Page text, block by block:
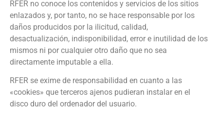
RFER no conoce los contenidos y servicios de los sitios
enlazados y, por tanto, no se hace responsable por los
daños producidos por la ilicitud, calidad,
desactualización, indisponibilidad, error e inutilidad de los
mismos ni por cualquier otro daño que no sea
directamente imputable a ella.
RFER se exime de responsabilidad en cuanto a las
«cookies» que terceros ajenos pudieran instalar en el
disco duro del ordenador del usuario.